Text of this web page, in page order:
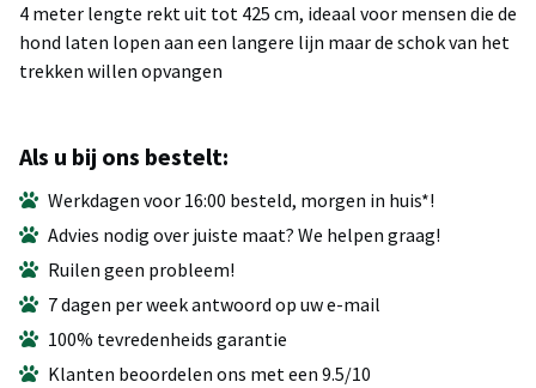
4 meter lengte rekt uit tot 425 cm, ideaal voor mensen die de
hond laten lopen aan een langere lijn maar de schok van het
trekken willen opvangen
Als u bij ons bestelt:
Werkdagen voor 16:00 besteld, morgen in huis*!
Advies nodig over juiste maat? We helpen graag!
Ruilen geen probleem!
7 dagen per week antwoord op uw e-mail
100% tevredenheids garantie
Klanten beoordelen ons met een 9.5/10